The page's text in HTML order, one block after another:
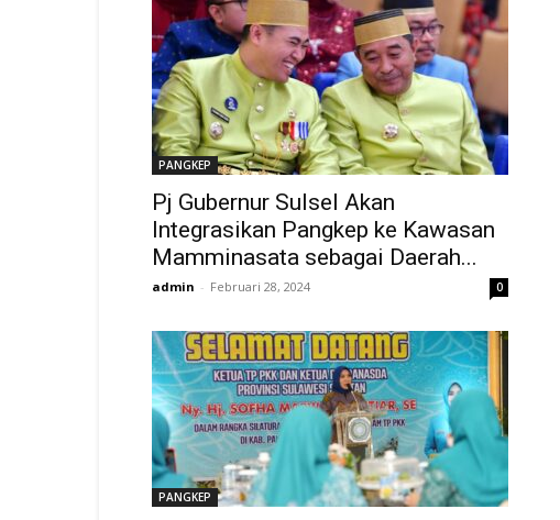
PANGKEP
Pj Gubernur Sulsel Akan
Integrasikan Pangkep ke Kawasan
Mamminasata sebagai Daerah...
admin - Februari 28, 2024 0
PANGKEP